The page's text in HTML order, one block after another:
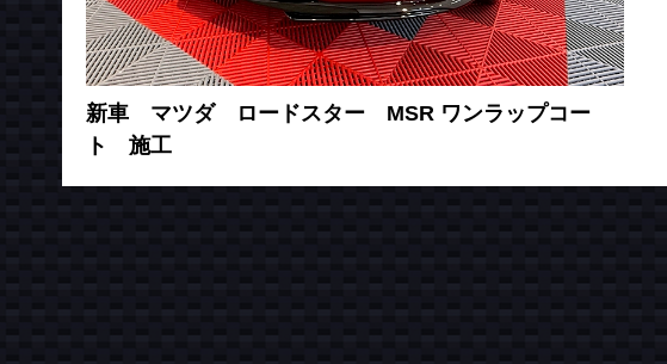
新車 マツダ ロードスター MSR ワンラップコー
ト 施工